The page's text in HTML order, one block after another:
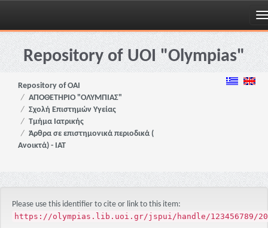
Skip
navigationRepository of UOI "Olympias"
Repository of OAI
ΑΠΟΘΕΤΗΡΙΟ "ΟΛΥΜΠΙΑΣ"
Σχολή Επιστημών Υγείας
Τμήμα Ιατρικής
Άρθρα σε επιστημονικά περιοδικά (
Ανοικτά) - ΙΑΤ
Please use this identifier to cite or link to this item:
https://olympias.lib.uoi.gr/jspui/handle/123456789/